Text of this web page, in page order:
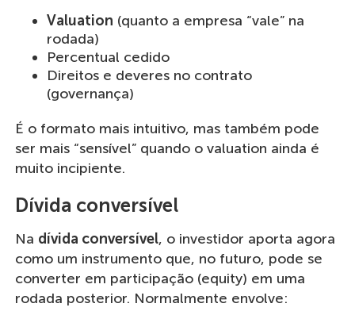
Valuation (quanto a empresa “vale” na
rodada)
Percentual cedido
Direitos e deveres no contrato
(governança)
É o formato mais intuitivo, mas também pode
ser mais “sensível” quando o valuation ainda é
muito incipiente.
Dívida conversível
Na dívida conversível, o investidor aporta agora
como um instrumento que, no futuro, pode se
converter em participação (equity) em uma
rodada posterior. Normalmente envolve: